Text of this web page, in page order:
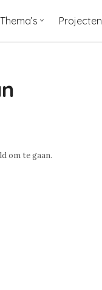
Thema’s Projecten
om te gaan.